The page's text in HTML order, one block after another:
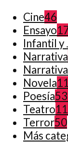
Cine46
Ensayo
Infantil y
Narrativa
Novela
Poesía
Teatro
Terror50
Más